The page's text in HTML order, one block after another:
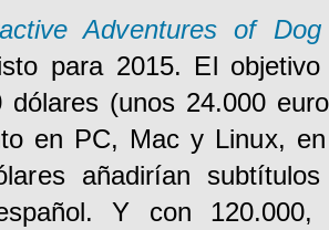
Adventures of
para 2015. El
dólares (unos 24.000
en PC, Mac y Linux,
añadirían
Y con 120.000,